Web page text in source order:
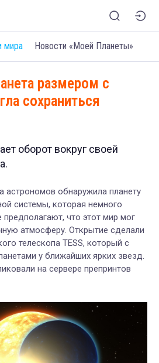
мира Новости «Моей Планеты»
размером с
сохраниться
оборот вокруг своей
астрономов обнаружила планету
системы, которая немного
что этот мир мог
атмосферу. Открытие сделали
телескопа TESS, который с
у ближайших ярких звезд.
на сервере препринтов